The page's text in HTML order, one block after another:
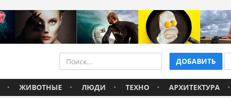
ДОБАВИТЬ
ЖИВОТНЫЕ ЛЮДИ ТЕХНО АРХИТЕКТУРА